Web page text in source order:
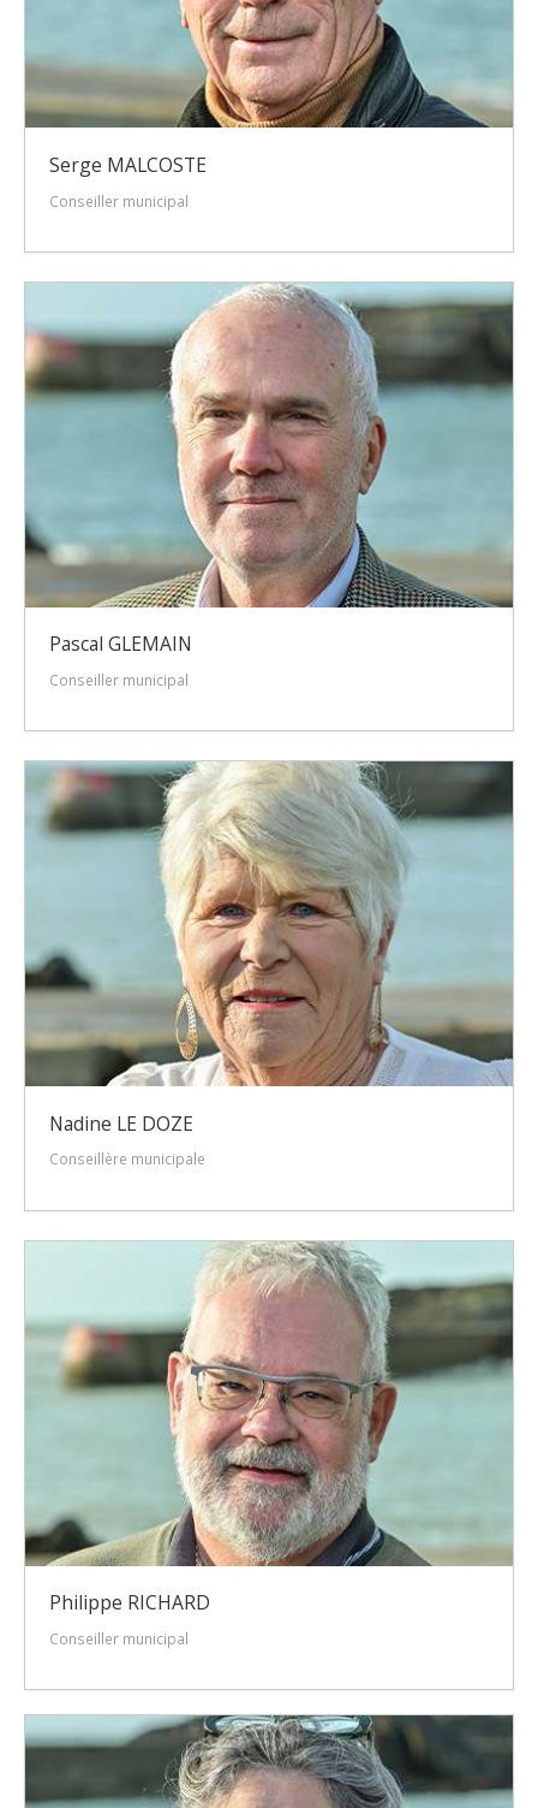
Serge MALCOSTE
Conseiller municipal
Pascal GLEMAIN
Conseiller municipal
Nadine LE DOZE
Conseillère municipale
Philippe RICHARD
Conseiller municipal